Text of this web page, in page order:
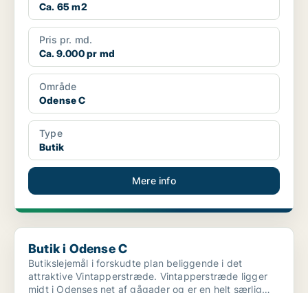
Ca. 65 m2
Pris pr. md.
Ca. 9.000 pr md
Område
Odense C
Type
Butik
Mere info
Butik i Odense C
Butik i Odense C
Butikslejemål i forskudte plan beliggende i det
attraktive Vintapperstræde. Vintapperstræde ligger
midt i Odenses net af gågader og er en helt særlig